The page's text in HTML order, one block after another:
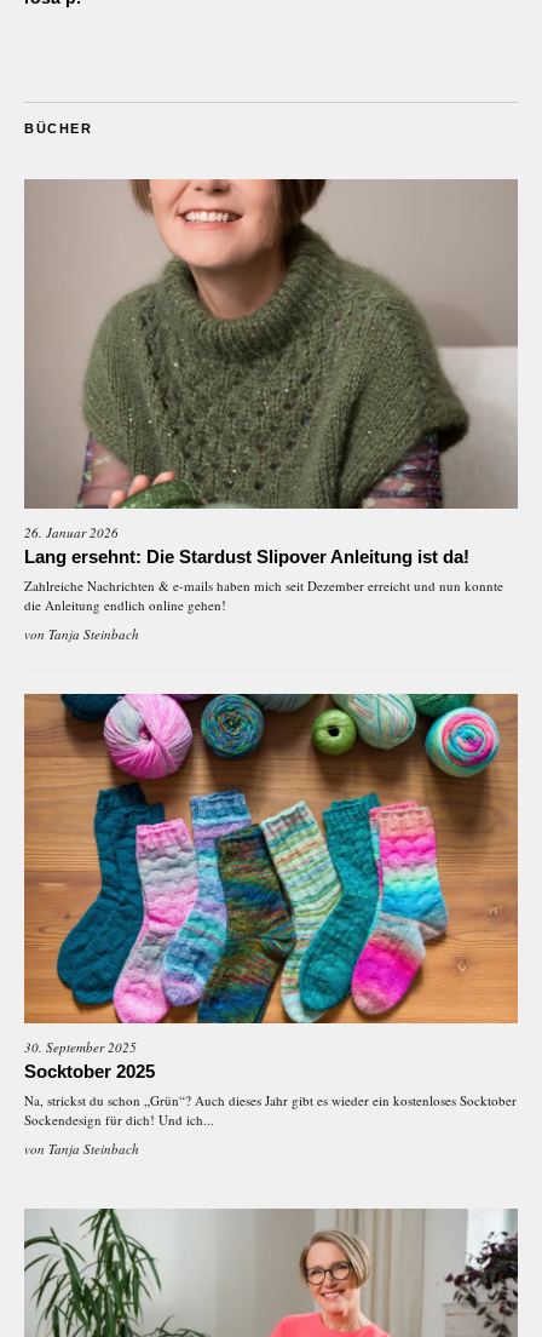
BÜCHER
26. Januar 2026
Lang ersehnt: Die Stardust Slipover Anleitung ist da!
Zahlreiche Nachrichten & e-mails haben mich seit Dezember erreicht und nun konnte
die Anleitung endlich online gehen!
von Tanja Steinbach
30. September 2025
Socktober 2025
Na, strickst du schon „Grün“? Auch dieses Jahr gibt es wieder ein kostenloses Socktober
Sockendesign für dich! Und ich...
von Tanja Steinbach